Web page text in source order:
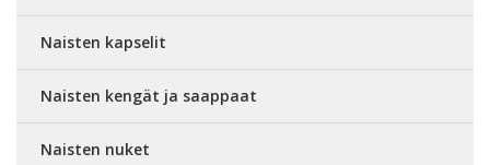
Naisten kapselit
Naisten kengät ja saappaat
Naisten nuket